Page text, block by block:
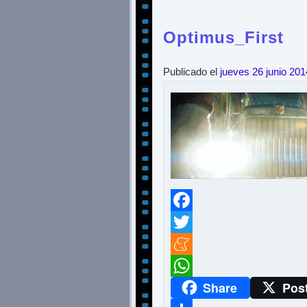
Optimus_First
Publicado el jueves 26 junio
Facebook
Twitter
Meneame
WhatsAppShare